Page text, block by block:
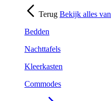
Terug Bekijk alles van
Bedden
Nachttafels
Kleerkasten
Commodes